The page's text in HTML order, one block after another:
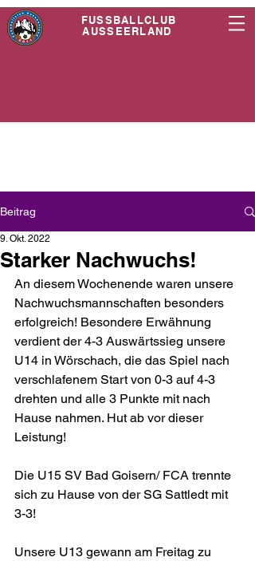
FUSSBALLCLUB
AUSSEERLAND
Beitrag
Starker Nachwuchs!
9. Okt. 2022
An diesem Wochenende waren unsere
Nachwuchsmannschaften besonders
erfolgreich! Besondere Erwähnung
verdient der 4-3 Auswärtssieg unsere
U14 in Wörschach, die das Spiel nach
verschlafenem Start von 0-3 auf 4-3
drehten und alle 3 Punkte mit nach
Hause nahmen. Hut ab vor dieser
Leistung!
Die U15 SV Bad Goisern/ FCA trennte
sich zu Hause von der SG Sattledt mit
3-3!
Unsere U13 gewann am Freitag zu